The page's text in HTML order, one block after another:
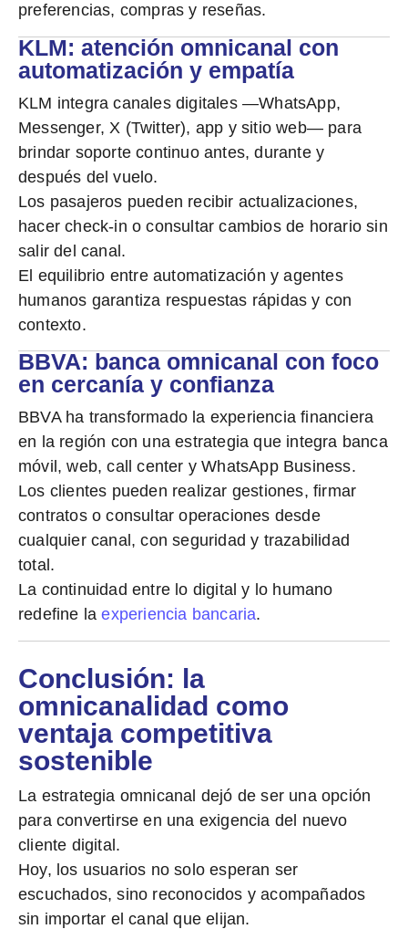
preferencias, compras y reseñas.
KLM: atención omnicanal con
automatización y empatía
KLM integra canales digitales —WhatsApp,
Messenger, X (Twitter), app y sitio web— para
brindar soporte continuo antes, durante y
después del vuelo.
Los pasajeros pueden recibir actualizaciones,
hacer check-in o consultar cambios de horario sin
salir del canal.
El equilibrio entre automatización y agentes
humanos garantiza respuestas rápidas y con
contexto.
BBVA: banca omnicanal con foco
en cercanía y confianza
BBVA ha transformado la experiencia financiera
en la región con una estrategia que integra banca
móvil, web, call center y WhatsApp Business.
Los clientes pueden realizar gestiones, firmar
contratos o consultar operaciones desde
cualquier canal, con seguridad y trazabilidad
total.
La continuidad entre lo digital y lo humano
redefine laexperiencia bancaria.
Conclusión: la
omnicanalidad como
ventaja competitiva
sostenible
La estrategia omnicanal dejó de ser una opción
para convertirse en una exigencia del nuevo
cliente digital.
Hoy, los usuarios no solo esperan ser
escuchados, sino reconocidos y acompañados
sin importar el canal que elijan.